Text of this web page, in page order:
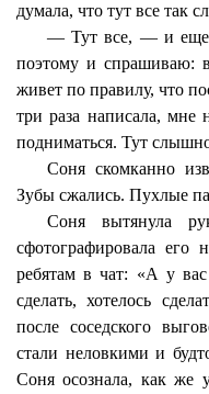
думала, что тут все так
— Тут все, — и еще
поэтому и спрашиваю:
живет по правилу, что
три раза написала, мне
подниматься. Тут
Соня скомканно
Зубы сжались. Пухлые
Соня вытянула
сфотографировала
ребятам в чат: «А у вас
сделать, хотелось
после соседского
стали неловкими и
Соня осознала, как же